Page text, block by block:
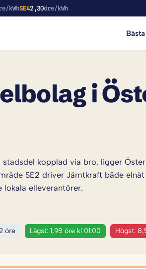
kWhSE42,30öre/kWh
i
kopplad via bro, ligger
SE2 driver Jämtkraft både
lokala elleverantörer.
öre Lägst: 1,98 öre kl 01:00 Högst: